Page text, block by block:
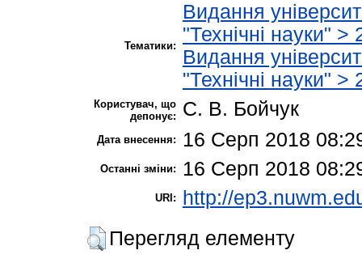
Тематики:
Видання
"Технічні науки" >
Видання
"Технічні науки" >
Користувач, що
депонує:
С. В. Бойчук
Дата внесення: 16 Серп 2018
Останні зміни: 16 Серп 2018
URI:
http://
Перегляд елементу